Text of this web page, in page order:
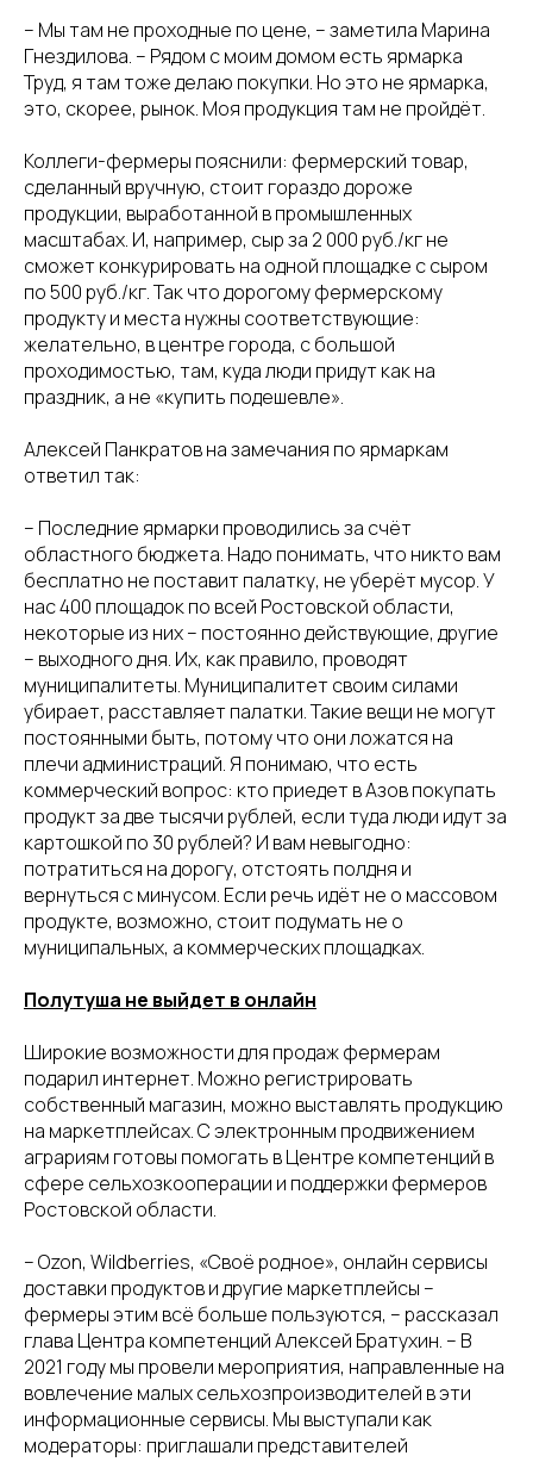
– Мы там не проходные по цене, – заметила Марина
Гнездилова. – Рядом с моим домом есть ярмарка
Труд, я там тоже делаю покупки. Но это не ярмарка,
это, скорее, рынок. Моя продукция там не пройдёт.
Коллеги-фермеры пояснили: фермерский товар,
сделанный вручную, стоит гораздо дороже
продукции, выработанной в промышленных
масштабах. И, например, сыр за 2 000 руб./кг не
сможет конкурировать на одной площадке с сыром
по 500 руб./кг. Так что дорогому фермерскому
продукту и места нужны соответствующие:
желательно, в центре города, с большой
проходимостью, там, куда люди придут как на
праздник, а не «купить подешевле».
Алексей Панкратов на замечания по ярмаркам
ответил так:
– Последние ярмарки проводились за счёт
областного бюджета. Надо понимать, что никто вам
бесплатно не поставит палатку, не уберёт мусор. У
нас 400 площадок по всей Ростовской области,
некоторые из них – постоянно действующие, другие
– выходного дня. Их, как правило, проводят
муниципалитеты. Муниципалитет своим силами
убирает, расставляет палатки. Такие вещи не могут
постоянными быть, потому что они ложатся на
плечи администраций. Я понимаю, что есть
коммерческий вопрос: кто приедет в Азов покупать
продукт за две тысячи рублей, если туда люди идут за
картошкой по 30 рублей? И вам невыгодно:
потратиться на дорогу, отстоять полдня и
вернуться с минусом. Если речь идёт не о массовом
продукте, возможно, стоит подумать не о
муниципальных, а коммерческих площадках.
Полутуша не выйдет в онлайн
Широкие возможности для продаж фермерам
подарил интернет. Можно регистрировать
собственный магазин, можно выставлять продукцию
на маркетплейсах. С электронным продвижением
аграриям готовы помогать в Центре компетенций в
сфере сельхозкооперации и поддержки фермеров
Ростовской области.
– Ozon, Wildberries, «Своё родное», онлайн сервисы
доставки продуктов и другие маркетплейсы –
фермеры этим всё больше пользуются, – рассказал
глава Центра компетенций Алексей Братухин. – В
2021 году мы провели мероприятия, направленные на
вовлечение малых сельхозпроизводителей в эти
информационные сервисы. Мы выступали как
модераторы: приглашали представителей